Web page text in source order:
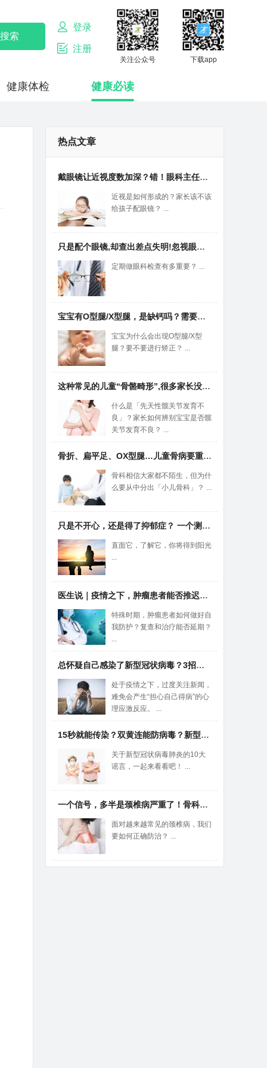
登录
注册
关注公众号 下载app
健康体检 健康必读
热点文章
戴眼镜让近视度数加深？错！眼科主任：这3种因素才是“元凶”！
近视是如何形成的？家长该不该
给孩子配眼镜？ ...
只是配个眼镜,却查出差点失明!忽视眼睛“年检”,当心这些风险
定期做眼科检查有多重要？ ...
宝宝有O型腿/X型腿，是缺钙吗？需要矫正吗？3种情况别大意！
宝宝为什么会出现O型腿/X型
腿？要不要进行矫正？ ...
这种常见的儿童“骨骼畸形”,很多家长没发现!医生4招教你辨别
什么是「先天性髋关节发育不
良」？家长如何辨别宝宝是否髋
关节发育不良？ ...
骨折、扁平足、OX型腿…儿童骨病要重视，及早去看“小儿骨科”
骨科相信大家都不陌生，但为什
么要从中分出「小儿骨科」？ ...
只是不开心，还是得了抑郁症？ 一个测试告诉你！
直面它，了解它，你将得到阳光
...
医生说｜疫情之下，肿瘤患者能否推迟治疗？肿瘤科主任这样建议
特殊时期，肿瘤患者如何做好自
我防护？复查和治疗能否延期？
...
总怀疑自己感染了新型冠状病毒？3招带你走出“疑病”困境！
处于疫情之下，过度关注新闻，
难免会产生“担心自己得病”的心
理应激反应。 ...
15秒就能传染？双黄连能防病毒？新型肺炎的谣言，别再被骗了！
关于新型冠状病毒肺炎的10大
谣言，一起来看看吧！ ...
一个信号，多半是颈椎病严重了！骨科医生教你颈椎保健“三步操”
面对越来越常见的颈椎病，我们
要如何正确防治？ ...